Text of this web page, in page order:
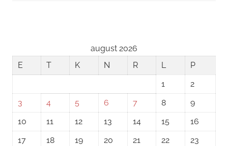
august 2026
E
T K N R L
P
1
2
3
4 5 6 7 8
9
10
11 12 13 14 15
16
17
18 19 20 21 22 23